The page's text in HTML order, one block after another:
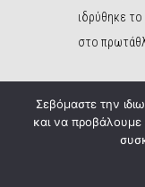
ιδρύθηκε
στο
Σεβόμαστε την
και να προβάλουμε